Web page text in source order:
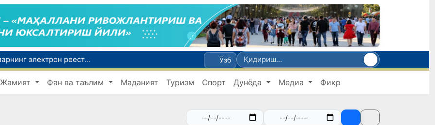
Экстремистик ташкилотлар ва материалларнинг электрон реестри юритилади
Ўзбекистон Журналистлар уюшмаси қошида Блогерлар ижодий кенгаши ташкил этилди
Кредит ва молиявий хизматлар рекламасига огоҳлантириш талаби киритилади
Ўзб
Жамият Фан ва таълим Маданият Туризм Спорт Дунёда Медиа Фикр